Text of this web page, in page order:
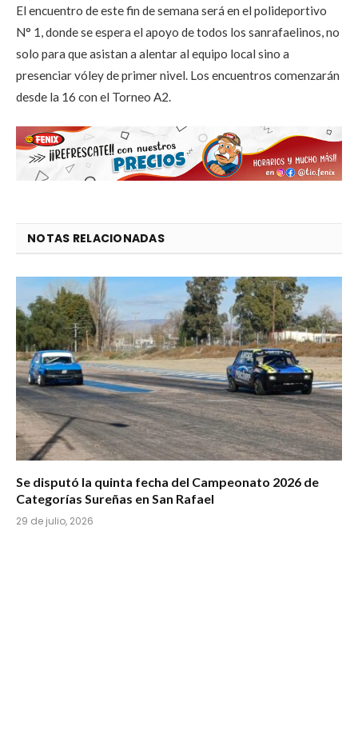
El encuentro de este fin de semana será en el polideportivo
N° 1, donde se espera el apoyo de todos los sanrafaelinos, no
solo para que asistan a alentar al equipo local sino a
presenciar vóley de primer nivel. Los encuentros comenzarán
desde la 16 con el Torneo A2.
NOTAS RELACIONADAS
Se disputó la quinta fecha del Campeonato 2026 de
Categorías Sureñas en San Rafael
29 de julio, 2026